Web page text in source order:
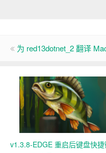
为 red13dotnet_2 翻译
v1.3.8-EDGE 重启后键盘快捷